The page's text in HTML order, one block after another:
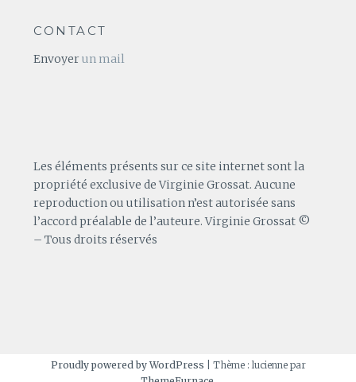
CONTACT
Envoyerun mail
Les éléments présents sur ce site internet sont la
propriété exclusive de Virginie Grossat. Aucune
reproduction ou utilisation n’est autorisée sans
l’accord préalable de l’auteure. Virginie Grossat ©
– Tous droits réservés
Proudly powered by WordPress
Thème : lucienne par